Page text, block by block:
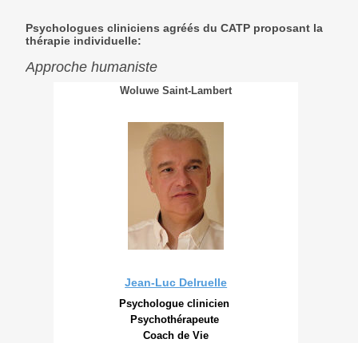
Psychologues cliniciens agréés du CATP proposant la
thérapie individuelle:
Approche humaniste
Woluwe Saint-Lambert
Jean-Luc Delruelle
Psychologue clinicien
Psychothérapeute
Coach de Vie